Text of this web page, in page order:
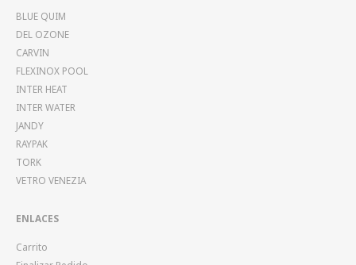
BLUE QUIM
DEL OZONE
CARVIN
FLEXINOX POOL
INTER HEAT
INTER WATER
JANDY
RAYPAK
TORK
VETRO VENEZIA
ENLACES
Carrito